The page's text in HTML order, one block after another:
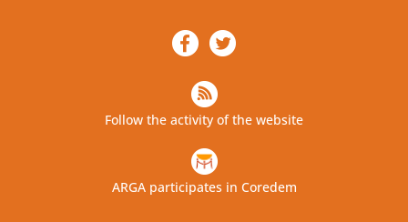
Follow the activity of the website
ARGA participates in Coredem